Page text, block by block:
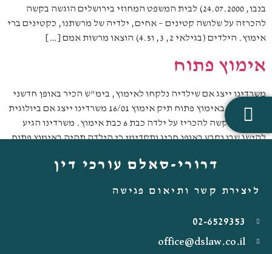
בנבו, 24.07.2000) לבית המשפט המחוזי בירושלים הוגשה בקשה
להכרזה על שלושה קטינים – אחים, ילדיה של מרשתנו, כקטינים ברי
אימוץ. הילדים (בגילאי 2, 3, ו4.5) הוצאו מרשות אמם […]
אימוץ פתוח
משרדינו ייצג אם שילדיה נלקחו לאימוץ, בימ"ש הכיר באופן חדשני
במקרה זה באימוץ פתוח תיק אימוץ 16/01 משרדינו ייצג אם ביולוגית
במסגרת בקשה להכריז על ילדה כבת 6 כבת אימוץ. משרדינו הגיע
להישג שבו נקבע באופן חריג ותקדימי כי הילדה תהיה באימוץ פתוח
דרורי-סאלם עורכי דין
ליצירת קשר ותיאום פגישה
02-6529353
office@dslaw.co.il